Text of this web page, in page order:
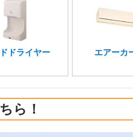
ドライヤー エアーカ
ら！